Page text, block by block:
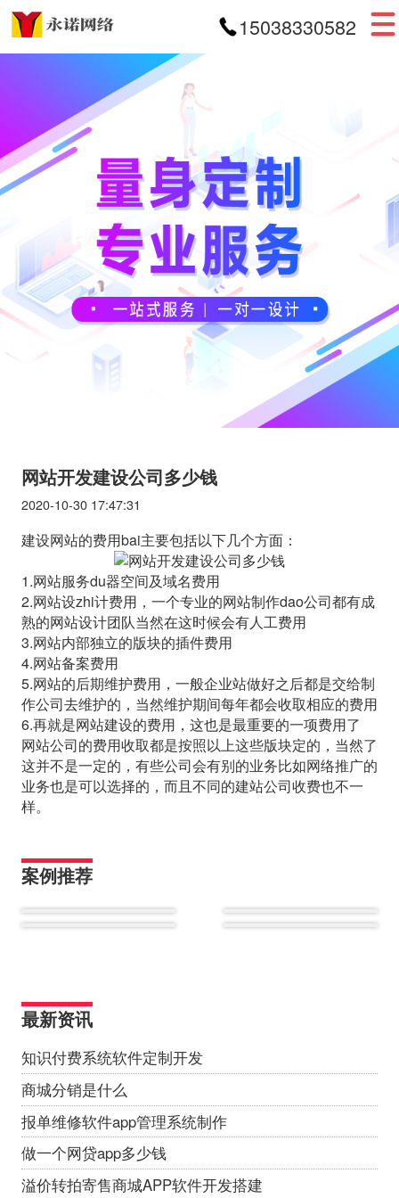
15038330582
首页
APP开发
小程序开发
案例展示
新闻资讯
关于我们
网站开发建设公司多少钱
2020-10-30 17:47:31
建设网站的费用bai主要包括以下几个方面：
1.网站服务du器空间及域名费用
2.网站设zhi计费用，一个专业的网站制作dao公司都有成
熟的网站设计团队当然在这时候会有人工费用
3.网站内部独立的版块的插件费用
4.网站备案费用
5.网站的后期维护费用，一般企业站做好之后都是交给制
作公司去维护的，当然维护期间每年都会收取相应的费用
6.再就是网站建设的费用，这也是最重要的一项费用了
网站公司的费用收取都是按照以上这些版块定的，当然了
这并不是一定的，有些公司会有别的业务比如网络推广的
业务也是可以选择的，而且不同的建站公司收费也不一
样。
案例推荐
最新资讯
知识付费系统软件定制开发
商城分销是什么
报单维修软件app管理系统制作
做一个网贷app多少钱
溢价转拍寄售商城APP软件开发搭建